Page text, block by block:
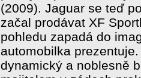
(2009). Jaguar se teď
začal prodávat XF
pohledu zapadá do
automobilka
dynamický a noblesně